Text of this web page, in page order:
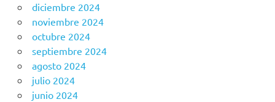
diciembre 2024
noviembre 2024
octubre 2024
septiembre 2024
agosto 2024
julio 2024
junio 2024